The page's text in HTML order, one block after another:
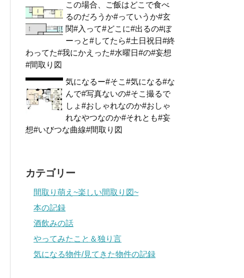
この場合、ご飯はどこで食べ
るのだろうか#っていうか#玄
関#入って#どこに#出るの#ぼ
ーっと#してたら#土日祝日#終
わってた#我にかえった#水曜日#の#妄想
#間取り図
気になるー#そこ#気になる#な
んで#写真ないの#そこ撮るで
しょ#おしゃれなのか#おしゃ
れなやつなのか#それとも#妄
想#いびつな曲線#間取り図
カテゴリー
間取り萌え~楽しい間取り図~
本の記録
酒飲みの話
やってみたこと＆独り言
気になる物件/見てきた物件の記録